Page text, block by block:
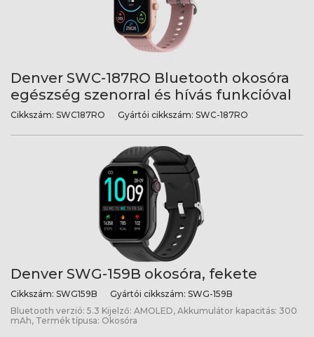
Denver SWC-187RO Bluetooth okosóra
egészség szenorral és hívás funkcióval
Cikkszám: SWC187RO Gyártói cikkszám: SWC-187RO
Denver SWG-159B okosóra, fekete
Cikkszám: SWG159B Gyártói cikkszám: SWG-159B
Bluetooth verzió: 5.3 Kijelző: AMOLED, Akkumulátor kapacitás: 300
mAh, Termék típusa: Okosóra